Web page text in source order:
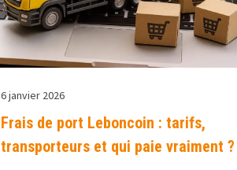
6 janvier 2026
Frais de port Leboncoin : tarifs,
transporteurs et qui paie vraiment ?